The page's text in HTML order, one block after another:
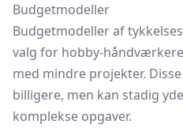
Budgetmodeller
Budgetmodeller af
valg for hobby-
med mindre projekter.
billigere, men kan stadig
komplekse opgaver.